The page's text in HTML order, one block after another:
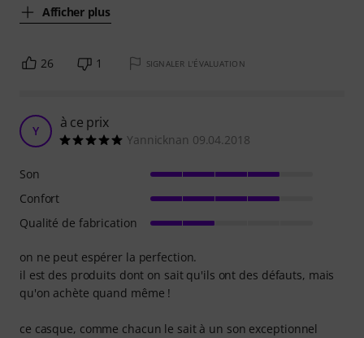
Afficher plus
26 1 SIGNALER L'ÉVALUATION
Y à ce prix
Yannicknan 09.04.2018
on ne peut espérer la perfection.
il est des produits dont on sait qu'ils ont des défauts, mais
qu'on achète quand même !
ce casque, comme chacun le sait à un son exceptionnel
Son
Confort
Qualité de fabrication